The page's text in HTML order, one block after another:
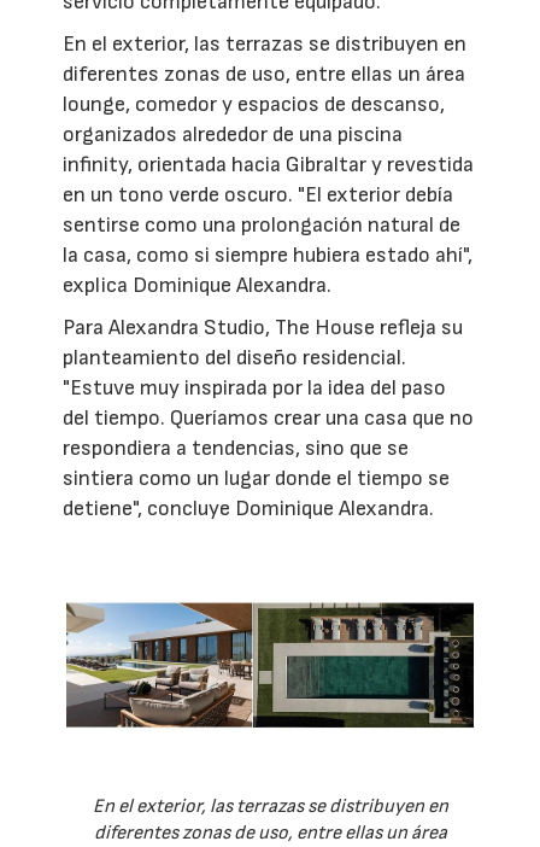
En el exterior, las terrazas se distribuyen en
diferentes zonas de uso, entre ellas un área
lounge, comedor y espacios de descanso,
organizados alrededor de una piscina
infinity, orientada hacia Gibraltar y revestida
en un tono verde oscuro. "El exterior debía
sentirse como una prolongación natural de
la casa, como si siempre hubiera estado ahí",
explica Dominique Alexandra.
Para Alexandra Studio, The House refleja su
planteamiento del diseño residencial.
"Estuve muy inspirada por la idea del paso
del tiempo. Queríamos crear una casa que no
respondiera a tendencias, sino que se
sintiera como un lugar donde el tiempo se
detiene", concluye Dominique Alexandra.
En el exterior, las terrazas se distribuyen en
diferentes zonas de uso, entre ellas un área